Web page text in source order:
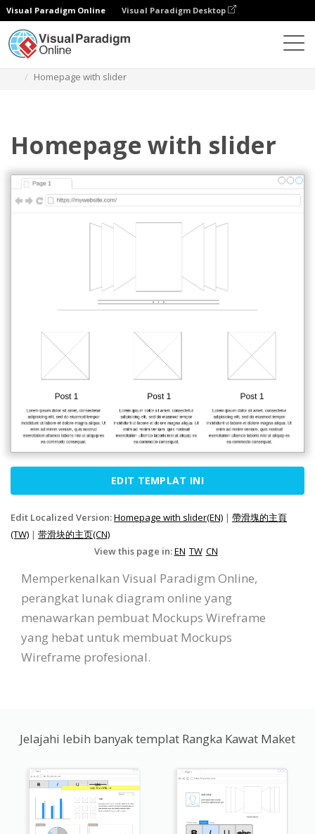
Visual Paradigm Online Visual Paradigm Desktop
Homepage with slider
Homepage with slider
EDIT TEMPLAT INI
Edit Localized Version:Homepage with slider(EN) | 帶滑塊的主頁
(TW) | 带滑块的主页(CN)
View this page in:EN TW CN
Memperkenalkan Visual Paradigm Online,
perangkat lunak diagram online yang
menawarkan pembuat Mockups Wireframe
yang hebat untuk membuat Mockups
Wireframe profesional.
Jelajahi lebih banyak templat Rangka Kawat Maket